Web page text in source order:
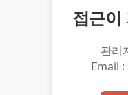
접근이
관리
Email